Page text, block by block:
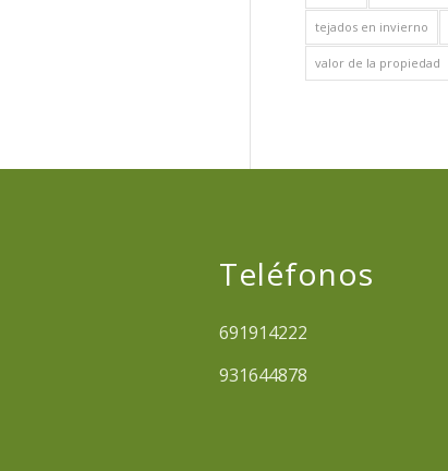
tejados en invierno
valor de la propiedad
Teléfonos
691914222
931644878